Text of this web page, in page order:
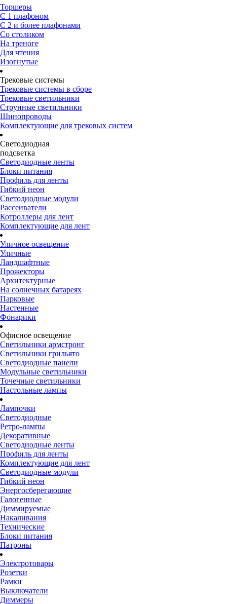
Торшеры
С 1 плафоном
С 2 и более плафонами
Со столиком
На треноге
Для чтения
Изогнутые
Трековые системы
Трековые системы в сборе
Трековые светильники
Струнные светильники
Шинопроводы
Комплектующие для трековых систем
Светодиодная
подсветка
Светодиодные ленты
Блоки питания
Профиль для ленты
Гибкий неон
Светодиодные модули
Рассеиватели
Котроллеры для лент
Комплектующие для лент
Уличное освещение
Уличные
Ландшафтные
Прожекторы
Архитектурные
На солнечных батареях
Парковые
Настенные
Фонарики
Офисное освещение
Светильники армстронг
Светильники грильято
Светодиодные панели
Модульные светильники
Точечные светильники
Настольные лампы
Лампочки
Светодиодные
Ретро-лампы
Декоративные
Светодиодные ленты
Профиль для ленты
Комплектующие для лент
Светодиодные модули
Гибкий неон
Энергосберегающие
Галогенные
Диммируемые
Накаливания
Технические
Блоки питания
Патроны
Электротовары
Розетки
Рамки
Выключатели
Диммеры